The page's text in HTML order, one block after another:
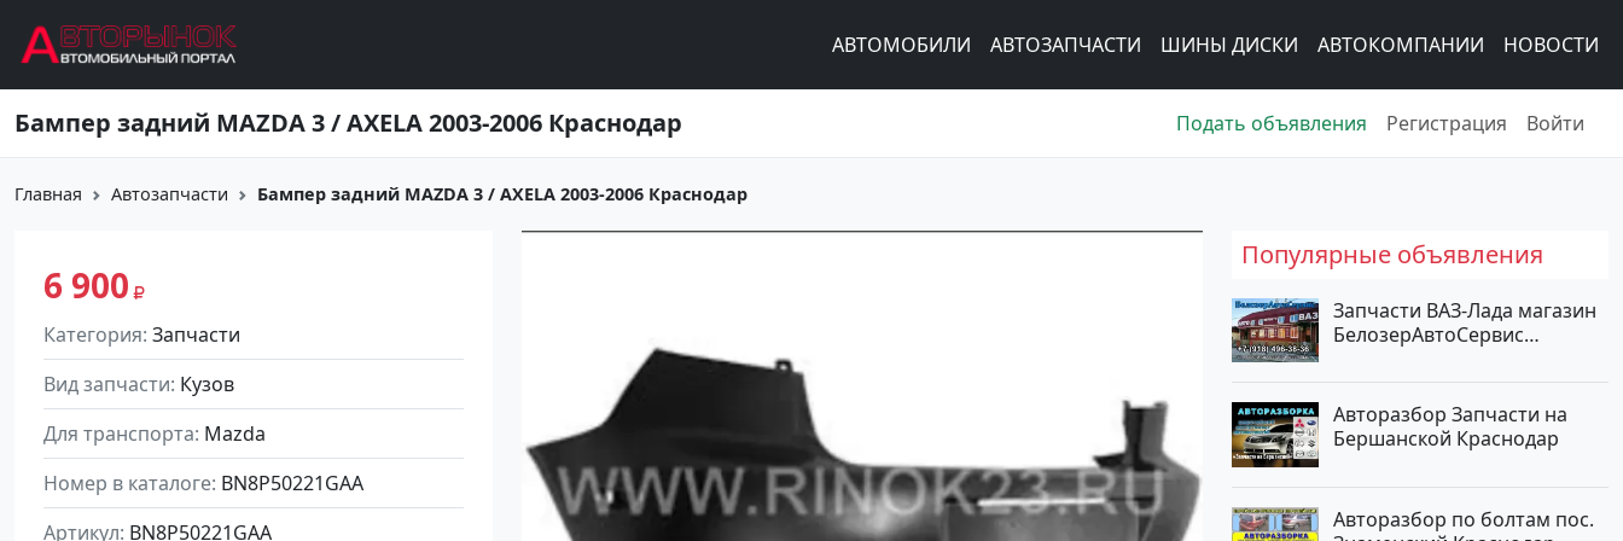
АВТОМОБИЛИ АВТОЗАПЧАСТИ ШИНЫ ДИСКИ АВТОКОМПАНИИ НОВОСТИ
Бампер задний MAZDA 3 / AXELA 2003-2006 Краснодар Подать объявления Регистрация Войти
Главная Автозапчасти Бампер задний MAZDA 3 / AXELA 2003-2006 Краснодар
6 900
Категория Запчасти
Вид запчасти Кузов
Для транспорта Mazda
Номер в каталоге BN8P50221GAA
Артикул BN8P50221GAA
Популярные объявления
Запчасти ВАЗ-Лада магазин
БелозерАвтоСервис
Авторазбор Запчасти на
Бершанской Краснодар
Авторазбор по болтам пос.